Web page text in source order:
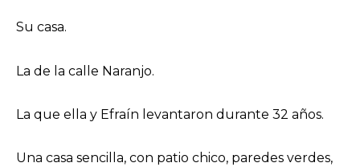
Su casa.
La de la calle Naranjo.
La que ella y Efraín levantaron durante 32 años.
Una casa sencilla, con patio chico, paredes verdes,